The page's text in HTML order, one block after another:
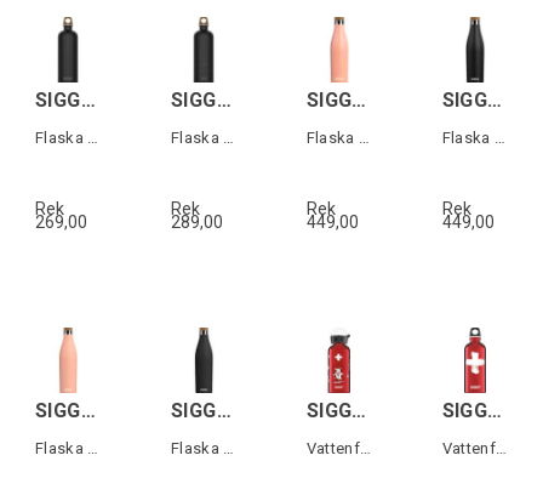
SIGG TRAVELLER MYPLANET Svart 0,6L
Rek
269,00
SIGG TRAVELLER MYPLANET Svart 1L
Rek
289,00
SIGG MERIDIAN Rosa 0,5L
Rek
449,00
SIGG MERIDIAN Svart 0,5L
Rek
449,00
SIGG MERIDIAN Rosa 0,7L SIGG MERIDIAN Svart 0,7L SIGG KBT Funny Cows 0,4 L SIGG TRAVELLER SWISS Röd 0,6 L
Vattenflaska i aluminium